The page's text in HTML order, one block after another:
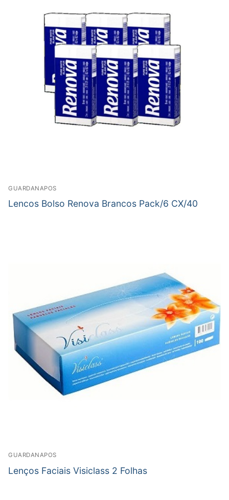
GUARDANAPOS
Lencos Bolso Renova Brancos Pack/6 CX/40
GUARDANAPOS
Lenços Faciais Visiclass 2 Folhas